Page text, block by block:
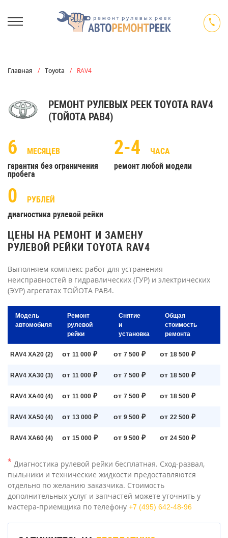
Главная / Toyota / RAV4
РЕМОНТ РУЛЕВЫХ РЕЕК TOYOTA RAV4
(ТОЙОТА РАВ4)
6
МЕСЯЦЕВ
гарантия без ограничения
пробега
2-4
ЧАСА
ремонт любой модели
0
РУБЛЕЙ
диагностика рулевой рейки
ЦЕНЫ НА РЕМОНТ И ЗАМЕНУ
РУЛЕВОЙ РЕЙКИ TOYOTA RAV4
Выполняем комплекс работ для устранения
неисправностей в гидравлических (ГУР) и электрических
(ЭУР) агрегатах ТОЙОТА РАВ4.
Модель
автомобиля
Ремонт
рулевой
рейки
Снятие
и
установка
Общая
стоимость
ремонта
RAV4 XA20 (2) от 11 000 ₽ от 7 500 ₽ от 18 500 ₽
RAV4 XA30 (3) от 11 000 ₽ от 7 500 ₽ от 18 500 ₽
RAV4 XA40 (4) от 11 000 ₽ от 7 500 ₽ от 18 500 ₽
RAV4 XA50 (4) от 13 000 ₽ от 9 500 ₽ от 22 500 ₽
RAV4 XA60 (4) от 15 000 ₽ от 9 500 ₽ от 24 500 ₽
* Диагностика рулевой рейки бесплатная. Сход-развал,
пыльники и технические жидкости предоставляются
отдельно по желанию заказчика. Стоимость
дополнительных услуг и запчастей можете уточнить у
мастера-приемщика по телефону +7 (495) 642-48-96